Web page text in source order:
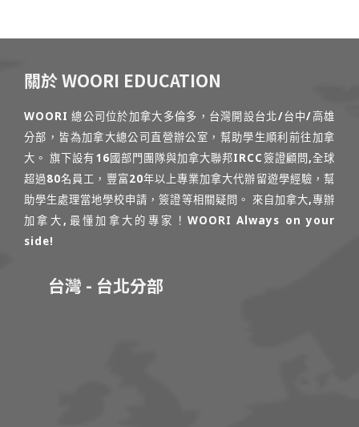
關於 WOORI EDUCATION
WOORI 總公司位於加拿大多倫多，台灣開設台北/台中/高雄
分部，皆為加拿大總公司直營辦公室，幫助學生順利前往加拿
大。 旗下設有16國部門團隊與加拿大聯邦IRCC簽證顧問,全球
超過80名員工，豐富20年以上專業加拿大代辦留遊學經驗，幫
助學生處理當地學校申請，簽證等相關疑問。 來自加拿大,專辦
加拿大,最懂加拿大的專家！WOORI Always on your
side!
台灣 - 台北分部